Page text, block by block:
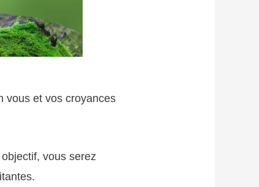
vous et vos croyances
vous serez